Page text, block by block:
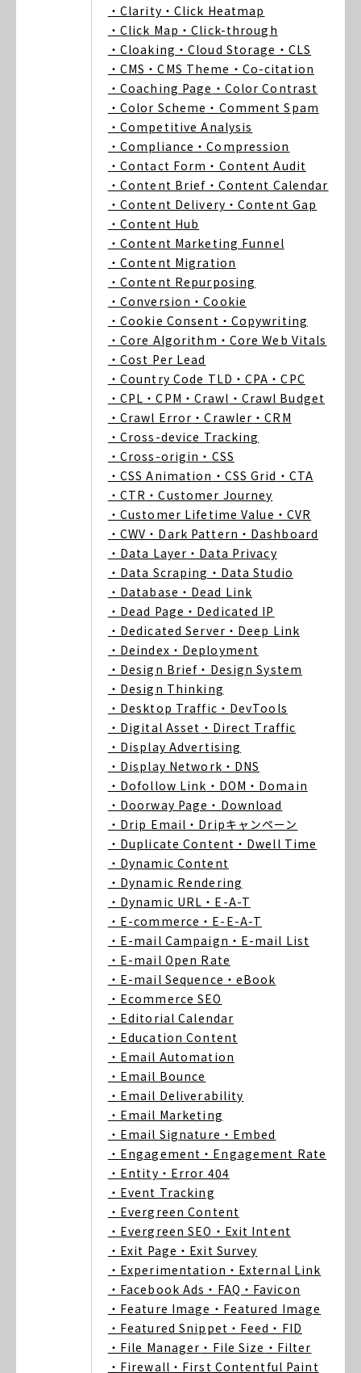
・Clarity ・Click Heatmap
・Click Map ・Click-through
・Cloaking ・Cloud Storage ・CLS
・CMS ・CMS Theme ・Co-citation
・Coaching Page ・Color Contrast
・Color Scheme ・Comment Spam
・Competitive Analysis
・Compliance ・Compression
・Contact Form ・Content Audit
・Content Brief ・Content Calendar
・Content Delivery ・Content Gap
・Content Hub
・Content Marketing Funnel
・Content Migration
・Content Repurposing
・Conversion ・Cookie
・Cookie Consent ・Copywriting
・Core Algorithm ・Core Web Vitals
・Cost Per Lead
・Country Code TLD ・CPA ・CPC
・CPL ・CPM ・Crawl ・Crawl Budget
・Crawl Error ・Crawler ・CRM
・Cross-device Tracking
・Cross-origin ・CSS
・CSS Animation ・CSS Grid ・CTA
・CTR ・Customer Journey
・Customer Lifetime Value ・CVR
・CWV ・Dark Pattern ・Dashboard
・Data Layer ・Data Privacy
・Data Scraping ・Data Studio
・Database ・Dead Link
・Dead Page ・Dedicated IP
・Dedicated Server ・Deep Link
・Deindex ・Deployment
・Design Brief ・Design System
・Design Thinking
・Desktop Traffic ・DevTools
・Digital Asset ・Direct Traffic
・Display Advertising
・Display Network ・DNS
・Dofollow Link ・DOM ・Domain
・Doorway Page ・Download
・Drip Email ・Dripキャンペーン
・Duplicate Content ・Dwell Time
・Dynamic Content
・Dynamic Rendering
・Dynamic URL ・E-A-T
・E-commerce ・E-E-A-T
・E-mail Campaign ・E-mail List
・E-mail Open Rate
・E-mail Sequence ・eBook
・Ecommerce SEO
・Editorial Calendar
・Education Content
・Email Automation
・Email Bounce
・Email Deliverability
・Email Marketing
・Email Signature ・Embed
・Engagement ・Engagement Rate
・Entity ・Error 404
・Event Tracking
・Evergreen Content
・Evergreen SEO ・Exit Intent
・Exit Page ・Exit Survey
・Experimentation ・External Link
・Facebook Ads ・FAQ ・Favicon
・Feature Image ・Featured Image
・Featured Snippet ・Feed ・FID
・File Manager ・File Size ・Filter
・Firewall ・First Contentful Paint